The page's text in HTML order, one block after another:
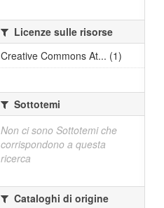
Licenze sulle risorse
Creative Commons At... (1)
Sottotemi
Non ci sono Sottotemi che
corrispondono a questa
ricerca
Cataloghi di origine